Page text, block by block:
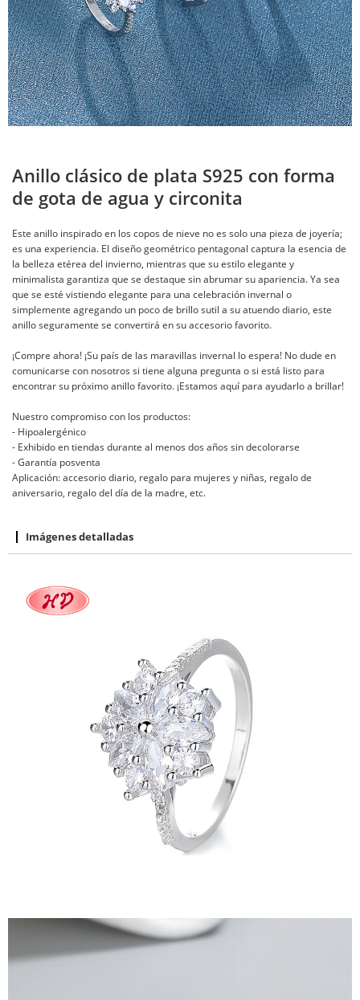
Anillo clásico de plata S925 con forma
de gota de agua y circonita
Este anillo inspirado en los copos de nieve no es solo una pieza de joyería;
es una experiencia. El diseño geométrico pentagonal captura la esencia de
la belleza etérea del invierno, mientras que su estilo elegante y
minimalista garantiza que se destaque sin abrumar su apariencia. Ya sea
que se esté vistiendo elegante para una celebración invernal o
simplemente agregando un poco de brillo sutil a su atuendo diario, este
anillo seguramente se convertirá en su accesorio favorito.
¡Compre ahora! ¡Su país de las maravillas invernal lo espera! No dude en
comunicarse con nosotros si tiene alguna pregunta o si está listo para
encontrar su próximo anillo favorito. ¡Estamos aquí para ayudarlo a brillar!
Nuestro compromiso con los productos:
- Hipoalergénico
- Exhibido en tiendas durante al menos dos años sin decolorarse
- Garantía posventa
Aplicación: accesorio diario, regalo para mujeres y niñas, regalo de
aniversario, regalo del día de la madre, etc.
Imágenes detalladas